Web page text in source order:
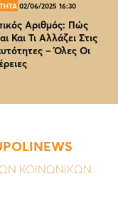
02/06/2025 16:30
Αριθμός: Πώς
Και Τι Αλλάζει Στις
– Όλες Οι
ΚΟΙΝΩΝΙΚΩΝ